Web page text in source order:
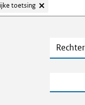
toetsing